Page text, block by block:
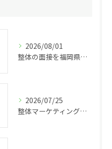
2026/08/01
整体の面接を福岡県福岡市中央区長浜で受ける際に知っておきたいポイントと選考の流れ
2026/07/25
整体マーケティングの成功法則と集客力を高める最新戦略解説